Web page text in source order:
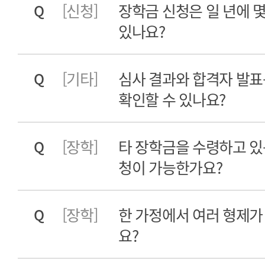
Q [신청]
장학금 신청은 일 년에
있나요?
Q [기타]
심사 결과와 합격자 발
확인할 수 있나요?
Q [장학]
타 장학금을 수령하고
청이 가능한가요?
Q [장학]
한 가정에서 여러 형제
요?